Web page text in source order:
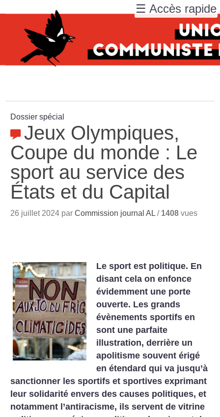
Dossier spécial
Jeux Olympiques,
Coupe du monde : Le
sport au service des
États et du Capital
26 juillet 2024 parCommission journal AL / 1408 vues
Le sport est politique. En
disant cela on enfonce
évidemment une porte
ouverte. Les grands
évènements sportifs en
sont une parfaite
illustration, derrière un
apolitisme souvent érigé
en étendard qui va jusqu’à
sanctionner les sportifs et sportives exprimant
leur solidarité envers des causes politiques, et
notamment l’antiracisme, ils servent de vitrine
☰ Accès rapide